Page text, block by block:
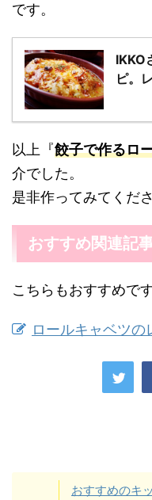
です。
IKKO
ピ。
以上『餃子で作るロ
介でした。
是非作ってみてくださ
おすすめ関連記
こちらもおすすめです
ロールキャベツの
おすすめのキ